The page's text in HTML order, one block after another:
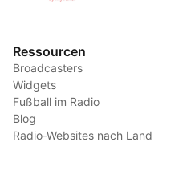
Ressourcen
Broadcasters
Widgets
Fußball im Radio
Blog
Radio-Websites nach Land